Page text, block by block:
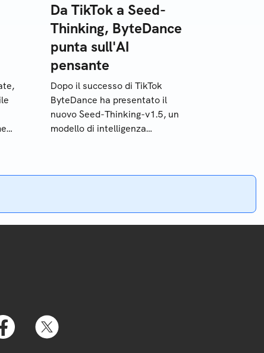
Da TikTok a Seed-
Thinking, ByteDance
punta sull'AI
pensante
Dopo il successo di TikTok
ByteDance ha presentato il
nuovo Seed-Thinking-v1.5, un
modello di intelligenza